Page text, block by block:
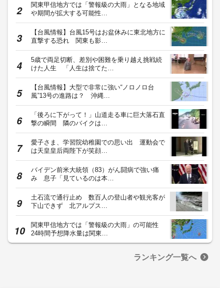
関東甲信地方では「警報級の大雨」となる地域
や期間が拡大する可能性…
【台風情報】台風15号はお盆休みに東北地方に
直撃する恐れ 関東も影…
5歳で両足切断、差別や困難を乗り越え挑戦続
けた人生 「人生は捨てた…
【台風情報】大型で非常に強い“ノロノロ台
風”13号の進路は？ 沖縄…
「後ろに下がって！」山道走る車に巨大落石直
撃の瞬間 隣のバイクは…
愛子さま、学習院幼稚園での思い出 運動会で
は天皇皇后両陛下が笑顔…
バイデン前米大統領（83）がん闘病で強い痛
み 息子「見ているのは本…
土石流で通行止め 数百人の登山者や観光客が
下山できず 北アルプス…
関東甲信地方では「警報級の大雨」の可能性
24時間予想降水量は関東…
ランキング一覧へ